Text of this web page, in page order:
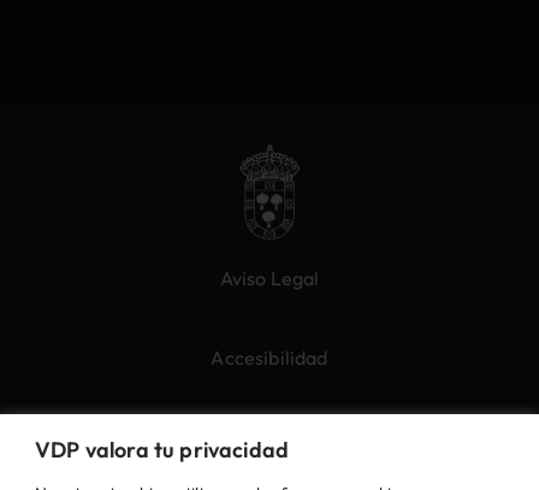
VDP valora tu privacidad
Aviso Legal
Accesibilidad
Política de Cookies